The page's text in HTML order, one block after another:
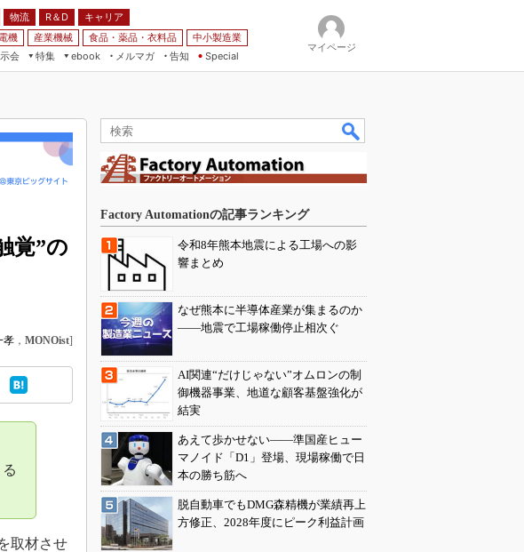
物流 R＆D
キャリア
電機 産業機械 食品・薬品・衣料品
中小製造業
会
特集
ebook
メルマガ
告知 Special
マイページ
覚”の
孝 ， MONOist]
取材させ
Factory Automationの記事ランキング
令和8年熊本地震による工場への影
響まとめ
なぜ熊本に半導体産業が集まるのか
――地震で工場稼働停止相次ぐ
AI関連“だけじゃない”オムロンの制
御機器事業、地道な顧客基盤強化が
結実
あえて歩かせない――準国産ヒュー
マノイド「D1」登場、現場稼働で日
本の勝ち筋へ
脱自動車でもDMG森精機が業績再上
方修正、2028年度にピーク利益計画